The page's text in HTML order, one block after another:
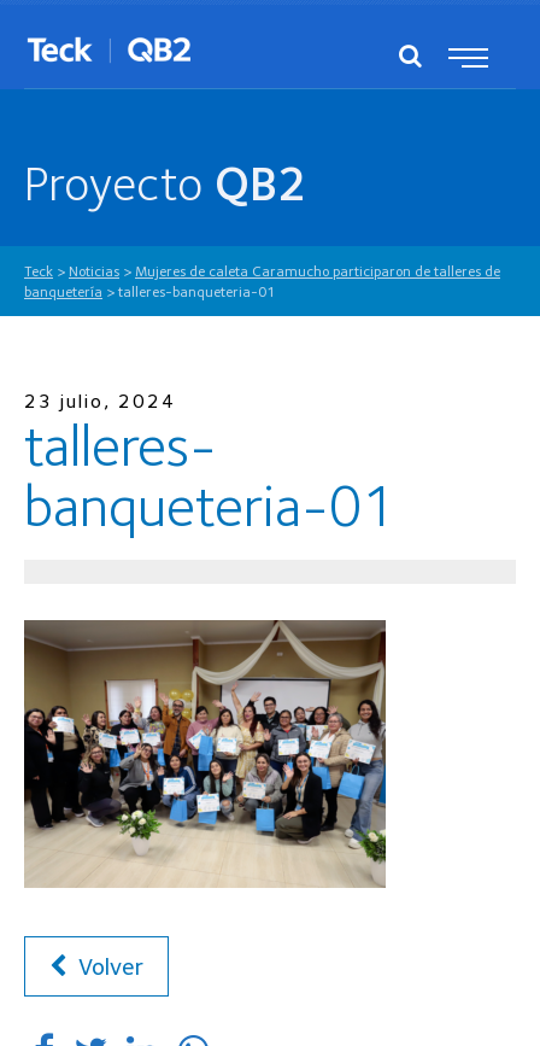
Proyecto QB2
Teck > Noticias > Mujeres de caleta Caramucho participaron de talleres de
banquetería > talleres-banqueteria-01
23 julio, 2024
talleres-
banqueteria-01
Volver